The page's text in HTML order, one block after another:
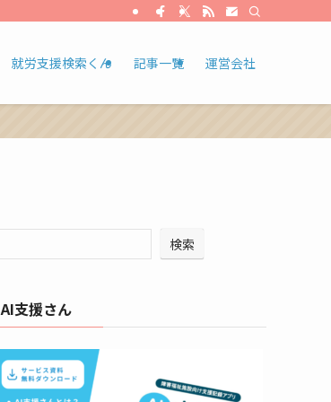
就労支援検索くん 記事一覧 運営会社
検索
AI支援さん